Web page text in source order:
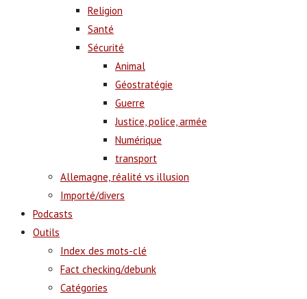
Religion
Santé
Sécurité
Animal
Géostratégie
Guerre
Justice, police, armée
Numérique
transport
Allemagne, réalité vs illusion
Importé/divers
Podcasts
Outils
Index des mots-clé
Fact checking/debunk
Catégories